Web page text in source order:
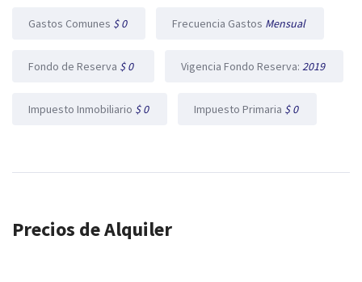
Gastos Comunes $ 0 Frecuencia Gastos Mensual
Fondo de Reserva $ 0 Vigencia Fondo Reserva: 2019
Impuesto Inmobiliario $ 0 Impuesto Primaria $ 0
Precios de Alquiler